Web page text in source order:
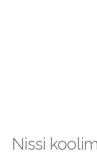
Nissi